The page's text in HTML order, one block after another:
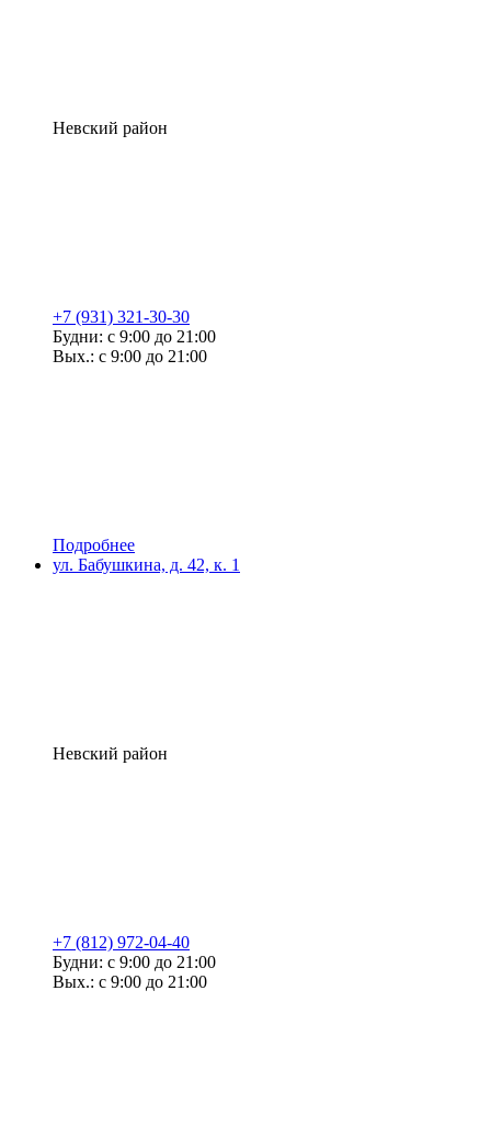
Невский район
+7 (931) 321-30-30
Будни: с 9:00 до 21:00
Вых.: с 9:00 до 21:00
Подробнее
ул. Бабушкина, д. 42, к. 1
Невский район
+7 (812) 972-04-40
Будни: с 9:00 до 21:00
Вых.: с 9:00 до 21:00